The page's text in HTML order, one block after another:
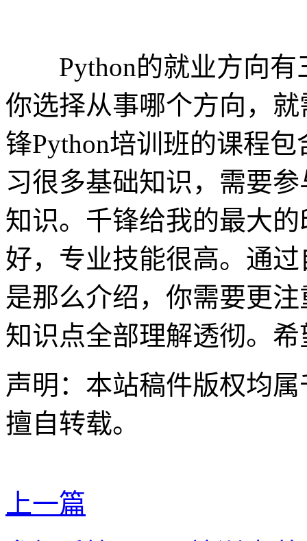
Python的就业方向有
你选择从事哪个方向，
锋Python培训班的课程
习很多基础知识，需要
知识。千锋给我的最大
好，专业技能很高。通
是那么介绍，你需要更
知识点全部理解透彻。
声明：本站稿件版权均
擅自转载。
上一篇